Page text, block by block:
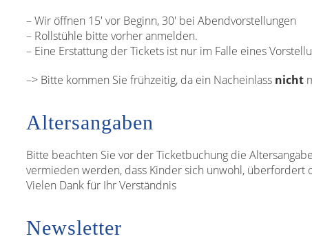
– Wir öffnen 15′ vor Beginn, 30′ bei Abendvorstellungen
– Rollstühle bitte vorher anmelden.
– Eine Erstattung der Tickets ist nur im Falle eines
–> Bitte kommen Sie frühzeitig, da ein Nacheinlass nicht
Altersangaben
Bitte beachten Sie vor der Ticketbuchung die
vermieden werden, dass Kinder sich unwohl, überfordert
Vielen Dank für Ihr Verständnis
Newsletter